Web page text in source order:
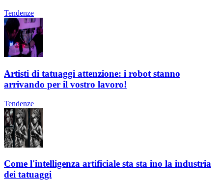
Tendenze
Artisti di tatuaggi attenzione: i robot stanno
arrivando per il vostro lavoro!
Tendenze
Come l'intelligenza artificiale sta sta ino la industria
dei tatuaggi